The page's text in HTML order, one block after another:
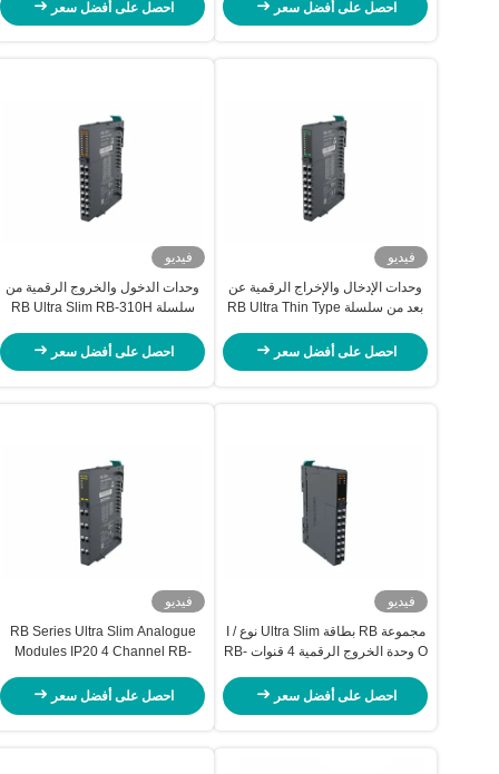
احصل على أفضل سعر
احصل على أفضل سعر
فيديو
وحدات الإدخال والإخراج الرقمية عن
بعد من سلسلة RB Ultra Thin Type
احصل على أفضل سعر
فيديو
وحدات الدخول والخروج الرقمية من
سلسلة RB Ultra Slim RB-310H
احصل على أفضل سعر
فيديو
مجموعة RB بطاقة Ultra Slim نوع I /
O وحدة الخروج الرقمية 4 قنوات RB-
احصل على أفضل سعر
فيديو
RB Series Ultra Slim Analogue
Modules IP20 4 Channel RB-
التناظرية
احصل على أفضل سعر